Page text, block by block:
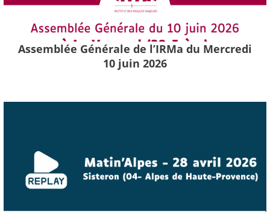
Assemblée Générale de l’IRMa du Mercredi
10 juin 2026